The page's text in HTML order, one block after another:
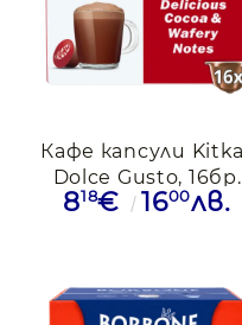
Кафе капсули
Dolce Gusto, 16бр.
818€ 1600лв.